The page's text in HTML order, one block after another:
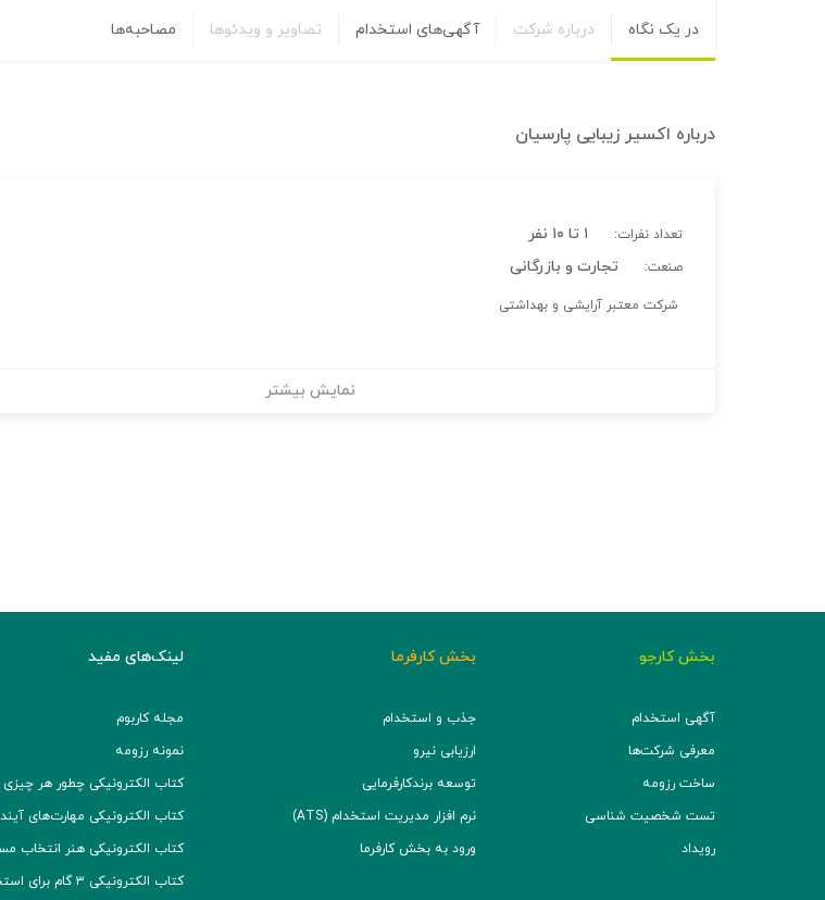
در یک نگاه درباره شرکت آگهی‌های استخدام تصاویر و ویدئوها مصاحبه‌ها
درباره اکسیر زیبایی پارسیان
تعداد نفرات: ۱ تا ۱۰ نفر
صنعت: تجارت و بازرگانی
شرکت معتبر آرایشی و بهداشتی
نمایش بیشتر
بخش کارجو
آگهی استخدام
معرفی شرکت‌ها
ساخت رزومه
تست شخصیت شناسی
رویداد
بخش کارفرما
جذب و استخدام
ارزیابی نیرو
توسعه برند‌کارفرمایی
نرم افزار مدیریت استخدام (ATS)
ورود به بخش کارفرما
لینک‌های مفید
مجله کاربوم
نمونه رزومه
کتاب الکترونیکی چطور هر
کتاب الکترونیکی مهارت‌های
کتاب الکترونیکی هنر انتخاب
کتاب الکترونیکی ۳ گام برای استخدام موفق